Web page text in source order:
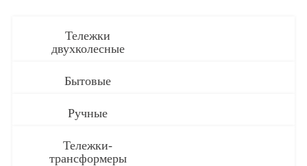
Тележки
двухколесные
Бытовые
Ручные
Тележки-
трансформеры